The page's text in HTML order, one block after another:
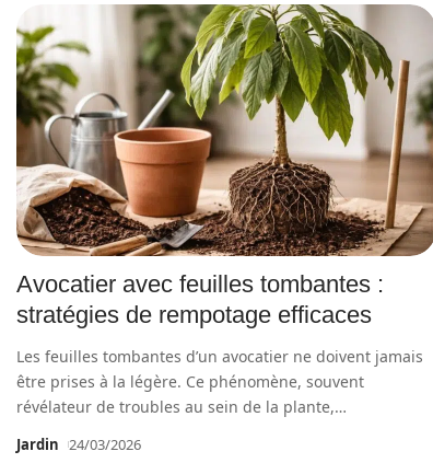
Avocatier avec feuilles tombantes :
stratégies de rempotage efficaces
Les feuilles tombantes d’un avocatier ne doivent jamais
être prises à la légère. Ce phénomène, souvent
révélateur de troubles au sein de la plante,…
Jardin 24/03/2026